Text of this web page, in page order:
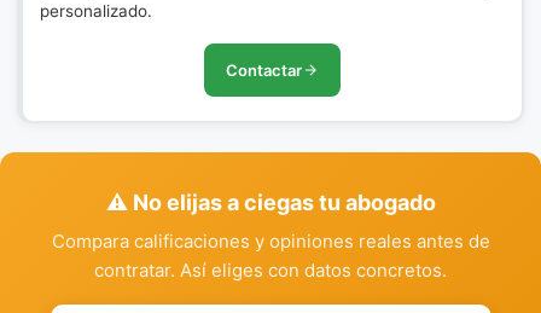
personalizado.
Contactar
⚠️ No elijas a ciegas tu abogado
Compara calificaciones y opiniones reales antes de
contratar. Así eliges con datos concretos.